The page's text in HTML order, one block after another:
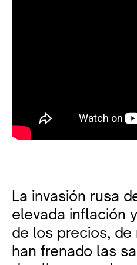
La invasión rusa
elevada inflación
de los precios,
han frenado las